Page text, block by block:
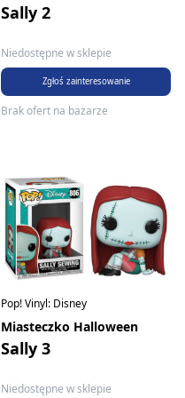
Sally 2
Niedostępne w sklepie
Zgłoś zainteresowanie
Brak ofert na bazarze
Pop! Vinyl: Disney
Miasteczko Halloween
Sally 3
Niedostępne w sklepie